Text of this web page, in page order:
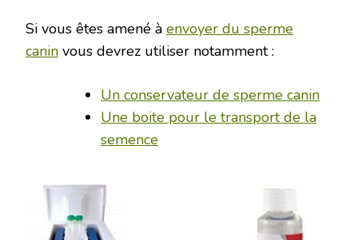
Si vous êtes amené à envoyer du sperme
canin vous devrez utiliser notamment :
Un conservateur de sperme canin
Une boite pour le transport de la
semence